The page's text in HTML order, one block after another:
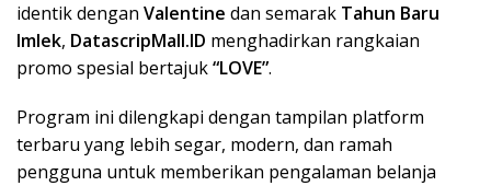
identik dengan Valentine dan semarak Tahun Baru
Imlek, DatascripMall.ID menghadirkan rangkaian
promo spesial bertajuk“LOVE”.
Program ini dilengkapi dengan tampilan platform
terbaru yang lebih segar, modern, dan ramah
pengguna untuk memberikan pengalaman belanja